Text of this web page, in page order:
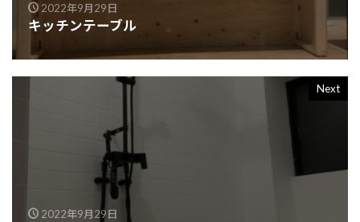
2022年9月29日
キッチンテーブル
Next
2022年9月29日